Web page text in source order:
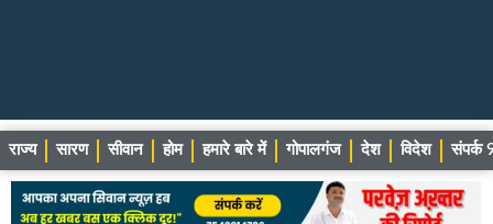
राज्य सारण सीवान होम हमारे बारे में गोपालगंज देश विदेश संपर्क